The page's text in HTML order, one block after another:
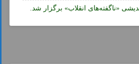
«ناگفته‌های انقلاب» برگزار شد.